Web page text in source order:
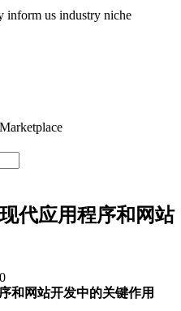
inform us industry niche
代应用程序和网站
和网站开发中的关键作用